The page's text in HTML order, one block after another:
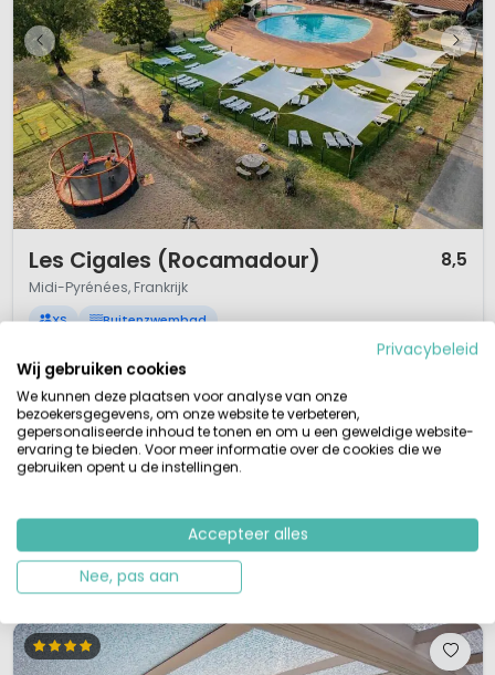
Les Cigales (Rocamadour) 8,5
Midi-Pyrénées, Frankrijk
XS Buitenzwembad
Multi-Sportveld
Ontdek de Dordogne vallei in de Lot
De 3 sterren camping Les Cigales nodigt je uit om lekker te gaan
zwemmen in het buitenzwembad. Voor de kleintjes is er een apart
dorpjes. De camping ligt in de regio Lot vlakbij de Dordogne vallei. De
perfec...
Bekijk details
Privacybeleid
Wij gebruiken cookies
We kunnen deze plaatsen voor analyse van onze
bezoekersgegevens, om onze website te verbeteren,
gepersonaliseerde inhoud te tonen en om u een geweldige website-
ervaring te bieden. Voor meer informatie over de cookies die we
gebruiken opent u de instellingen.
Accepteer alles
Nee, pas aan